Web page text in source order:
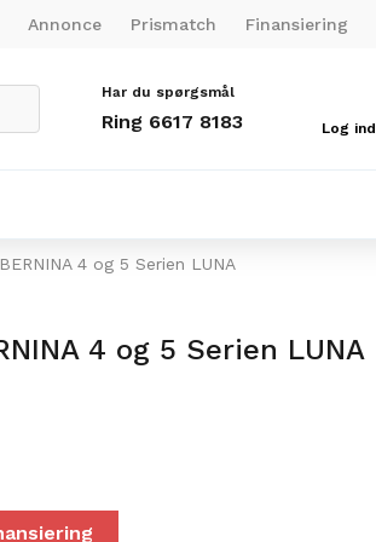
Annonce Prismatch Finansiering
Har du spørgsmål
Ring 6617 8183 Log ind
4 og 5 Serien LUNA
4 og 5 Serien LUNA